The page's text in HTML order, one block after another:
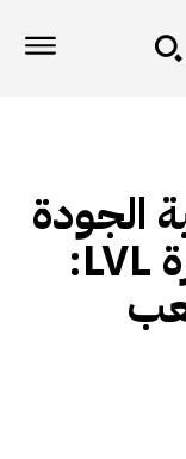
الجودة
لملاعب الكرة الطائرة LVL: